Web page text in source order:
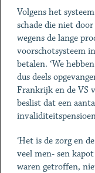
Volgens het
schade die niet
wegens de lange
voorschotsysteem
betalen. ‘We
dus deels
Frankrijk en de VS
beslist dat een
‘Het is de zorg en
veel men- sen kapot
waren getroffen,